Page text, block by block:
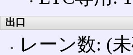
出口
レーン数: (